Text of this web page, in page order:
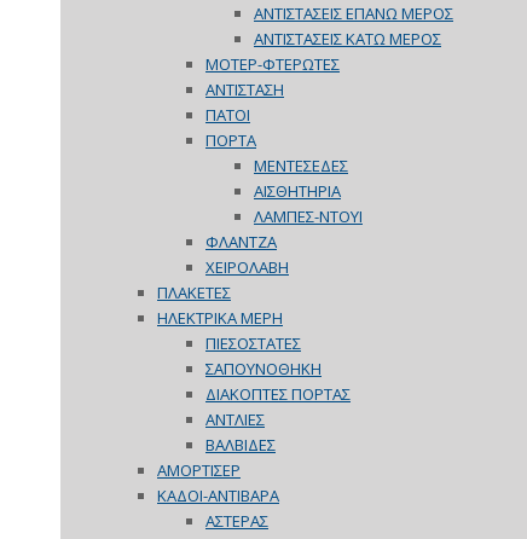
ΑΝΤΙΣΤΑΣΕΙΣ ΕΠΑΝΩ ΜΕΡΟΣ
ΑΝΤΙΣΤΑΣΕΙΣ ΚΑΤΩ ΜΕΡΟΣ
ΜΟΤΕΡ-ΦΤΕΡΩΤΕΣ
ΑΝΤΙΣΤΑΣΗ
ΠΑΤΟΙ
ΠΟΡΤΑ
ΜΕΝΤΕΣΕΔΕΣ
ΑΙΣΘΗΤΗΡΙΑ
ΛΑΜΠΕΣ-ΝΤΟΥΙ
ΦΛΑΝΤΖΑ
ΧΕΙΡΟΛΑΒΗ
ΠΛΑΚΕΤΕΣ
ΗΛΕΚΤΡΙΚΑ ΜΕΡΗ
ΠΙΕΣΟΣΤΑΤΕΣ
ΣΑΠΟΥΝΟΘΗΚΗ
ΔΙΑΚΟΠΤΕΣ ΠΟΡΤΑΣ
ΑΝΤΛΙΕΣ
ΒΑΛΒΙΔΕΣ
ΑΜΟΡΤΙΣΕΡ
ΚΑΔΟΙ-ΑΝΤΙΒΑΡΑ
ΑΣΤΕΡΑΣ